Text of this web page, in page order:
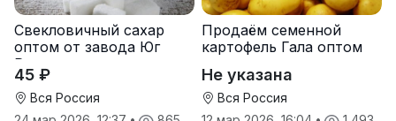
Свекловичный сахар
оптом от завода Юг
Руси
45 ₽
Вся Россия
Продаём семенной
картофель Гала оптом
Не указана
Вся Россия